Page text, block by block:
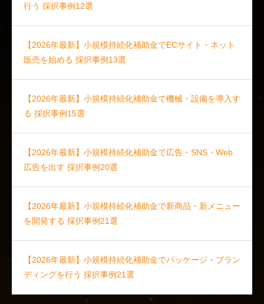
行う 採択事例12選
【2026年最新】小規模持続化補助金でECサイト・ネット
販売を始める 採択事例13選
【2026年最新】小規模持続化補助金で機械・設備を導入す
る 採択事例15選
【2026年最新】小規模持続化補助金で広告・SNS・Web
広告を出す 採択事例20選
【2026年最新】小規模持続化補助金で新商品・新メニュー
を開発する 採択事例21選
【2026年最新】小規模持続化補助金でパッケージ・ブラン
ディングを行う 採択事例21選